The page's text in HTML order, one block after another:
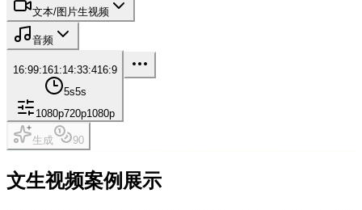
文本/图片生视频
音频
16:99:161:1 4:33:416:9
5s5s
1080p720p1080p
生成 90
文生视频案例展示